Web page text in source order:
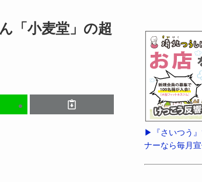
「小麦堂」の超
▶︎『さいつう
ナーなら毎月